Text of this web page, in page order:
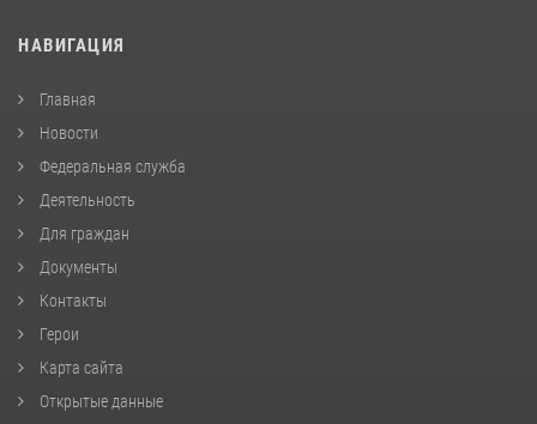
НАВИГАЦИЯ
Главная
Новости
Федеральная служба
Деятельность
Для граждан
Документы
Контакты
Герои
Карта сайта
Открытые данные